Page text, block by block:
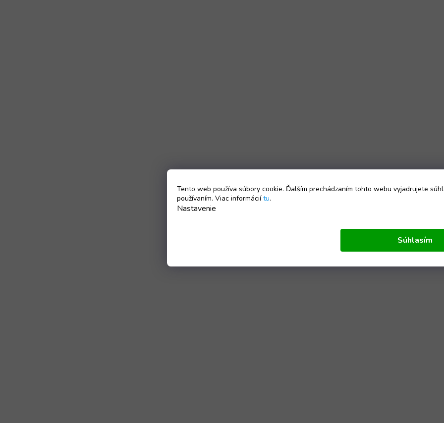
Tento web používa súbory cookie. Ďalším prechádzaním tohto webu vyjadrujete
používaním. Viac informáciítu.
Nastavenie
Súhlasím